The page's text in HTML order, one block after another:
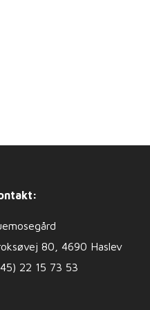
80, 4690 Haslev
22 15 73 53